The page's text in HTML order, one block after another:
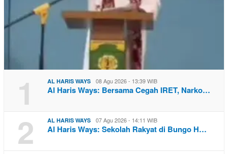
1 AL HARIS WAYS 08 Agu 2026 - 13:39 WIB
Al Haris Ways: Bersama Cegah IRET, Narko…
2 AL HARIS WAYS 07 Agu 2026 - 14:11 WIB
Al Haris Ways: Sekolah Rakyat di Bungo H…